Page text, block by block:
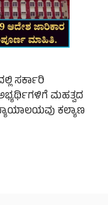
ಸರ್ಕಾರಿ
ಮಹತ್ವದ
ಕಲ್ಯಾಣ